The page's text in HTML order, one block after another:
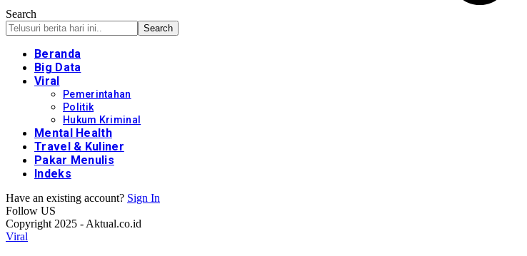
Search
Beranda
Big Data
Viral
Pemerintahan
Politik
Hukum Kriminal
Mental Health
Travel & Kuliner
Pakar Menulis
Indeks
Have an existing account? Sign In
Follow US
Copyright 2025 - Aktual.co.id
Viral